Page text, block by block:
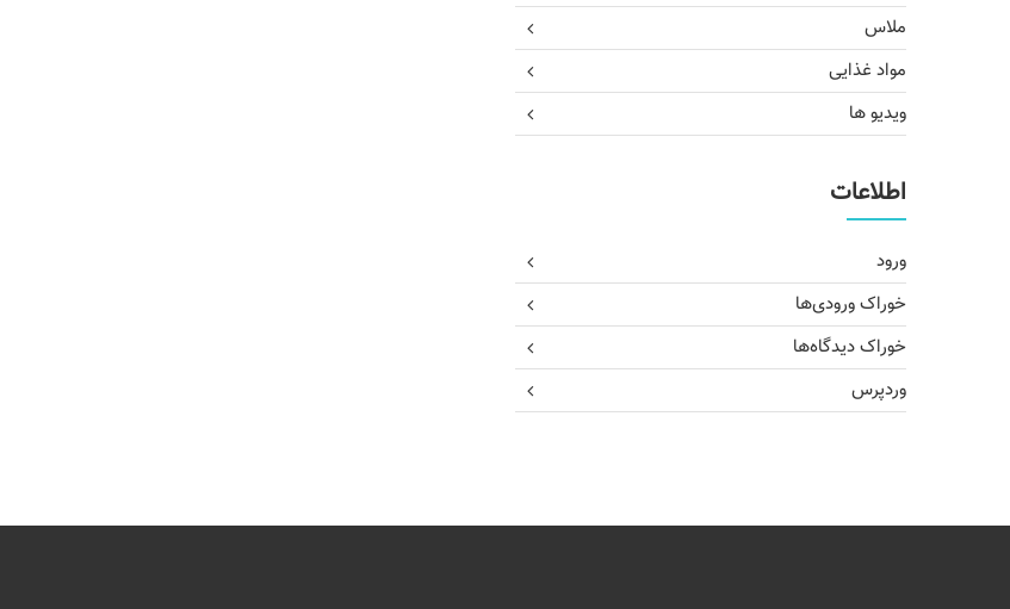
ملاس
مواد غذایی
ویدیو ها
اطلاعات
ورود
خوراک ورودی‌ها
خوراک دیدگاه‌ها
وردپرس